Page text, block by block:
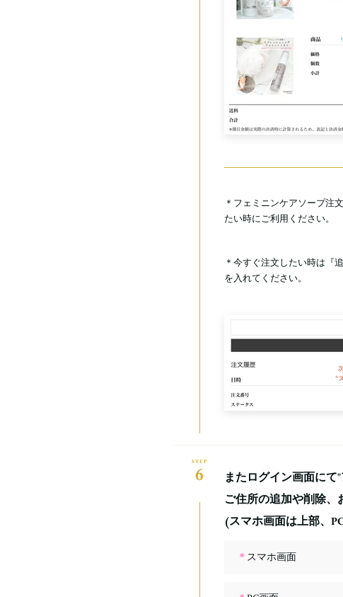
＊フェミニンケアソープ注
たい時にご利用ください。
＊今すぐ注文したい時は『
を入れてください。
6
またログイン画面にて
ご住所の追加や削除、
(スマホ画面は上部、
＊ スマホ画面